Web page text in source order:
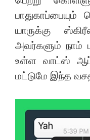
யாருக்கு
அவர்களும் நாம்
உள்ள வாட்ஸ் ஆப்
மட்டுமே இந்த